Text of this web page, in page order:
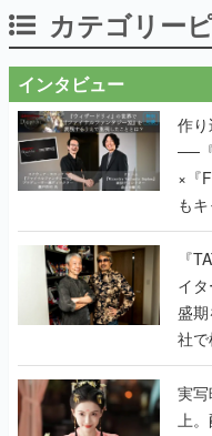
カテゴリー
インタビュー
作
──
×『
も
で
く
『
イ
盛
社
『
ん
実
上